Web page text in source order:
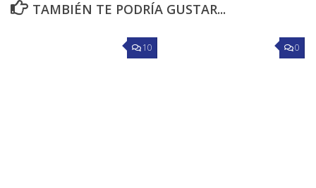
TAMBIÉN TE PODRÍA GUSTAR...
10 0